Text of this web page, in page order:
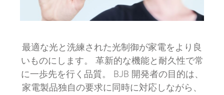
最適な光と洗練された光制御が家電をより良
いものにします。 革新的な機能と耐久性で常
に一歩先を行く品質。 BJB 開発者の目的は、
家電製品独自の要求に同時に対応しながら、